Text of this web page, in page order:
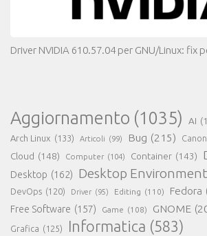
Driver NVIDIA 610.57.04 per GNU/Linux: fix
Aggiornamento (1035) AI
Arch Linux (133) Articoli (99) Bug (215)
Cloud (148) Computer (104) Container (143)
Desktop (162) Desktop Environment
DevOps (120) Driver (95) Editing (110) Fedora
Free Software (157) Game (108) GNOME
Grafica (125) Informatica (583)